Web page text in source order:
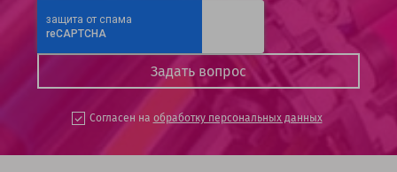
Согласен на обработку персональных данных